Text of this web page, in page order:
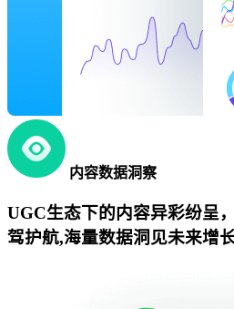
内容数据洞察
UGC生态下的内容异彩纷呈
驾护航,海量数据洞见未来增长